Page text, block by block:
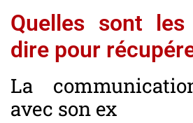
Quelles sont
dire pour
La
avec son ex